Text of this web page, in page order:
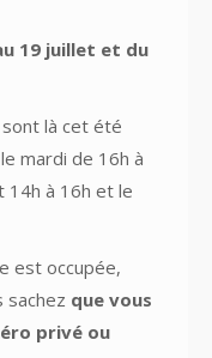
19 juillet et du
là cet été
mardi de 16h à
14h à 16h et le
est occupée,
sachez que vous
privé ou